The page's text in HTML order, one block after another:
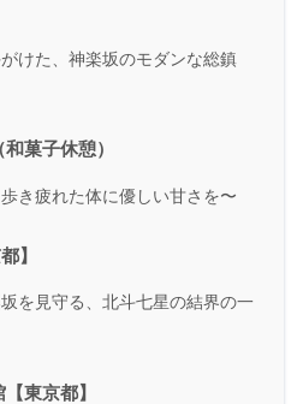
けた、神楽坂のモダンな総鎮
菓子休憩）
き疲れた体に優しい甘さを〜
】
を見守る、北斗七星の結界の一
東京都】